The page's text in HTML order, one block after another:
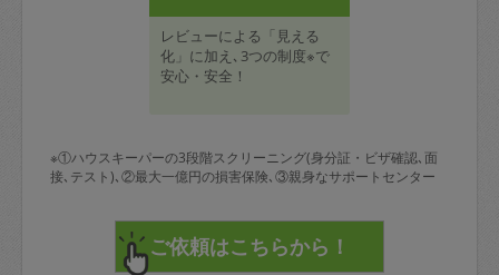
レビューによる「見える
化」に加え､3つの制度※で
安心・安全！
※①ハウスキーパーの3段階スクリーニング(身分証・ビザ確認､面
接､テスト)､②最大一億円の損害保険､③親身なサポートセンター